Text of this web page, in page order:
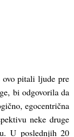
ovo pitali ljude pre
bi odgovorila da
egocentrična
neke druge
U poslednjih 20